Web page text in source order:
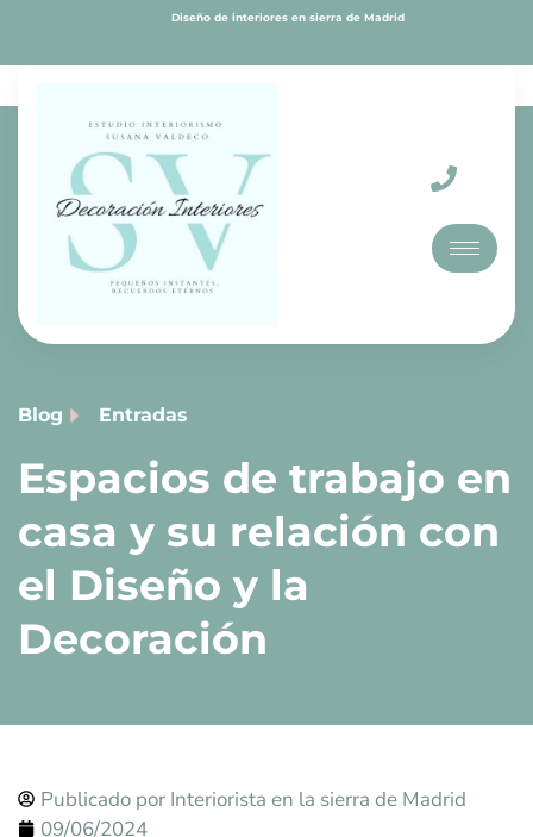
Diseño de interiores en sierra de Madrid
Espacios de trabajo en
casa y su relación con
el Diseño y la
Decoración
Blog Entradas
Publicado por Interiorista en la sierra de Madrid
09/06/2024